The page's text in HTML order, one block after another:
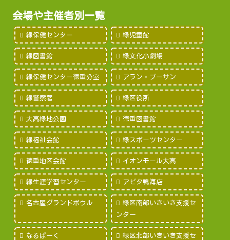
会場や主催者別一覧
緑保健センター 緑児童館
緑図書館 緑文化小劇場
緑保健センター徳重分室 アラン・プーサン
緑警察署 緑区役所
大高緑地公園 徳重図書館
緑福祉会館 緑スポーツセンター
徳重地区会館 イオンモール大高
緑生涯学習センター アピタ鳴海店
名古屋グランドボウル
緑区南部いきいき支援セ
ンター
なるぱーく
緑区北部いきいき支援セ